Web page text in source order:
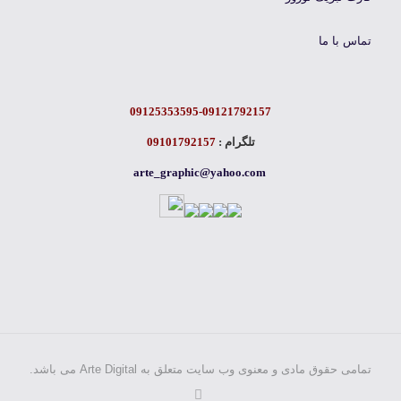
تماس با ما
09125353595-09121792157
تلگرام :09101792157
arte_graphic@yahoo.com
تمامی حقوق مادی و معنوی وب سایت متعلق به Arte Digital می باشد.